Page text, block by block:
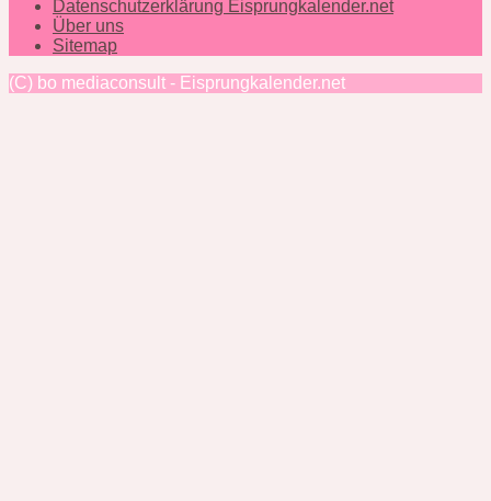
Datenschutzerklärung Eisprungkalender.net
Über uns
Sitemap
(C) bo mediaconsult - Eisprungkalender.net